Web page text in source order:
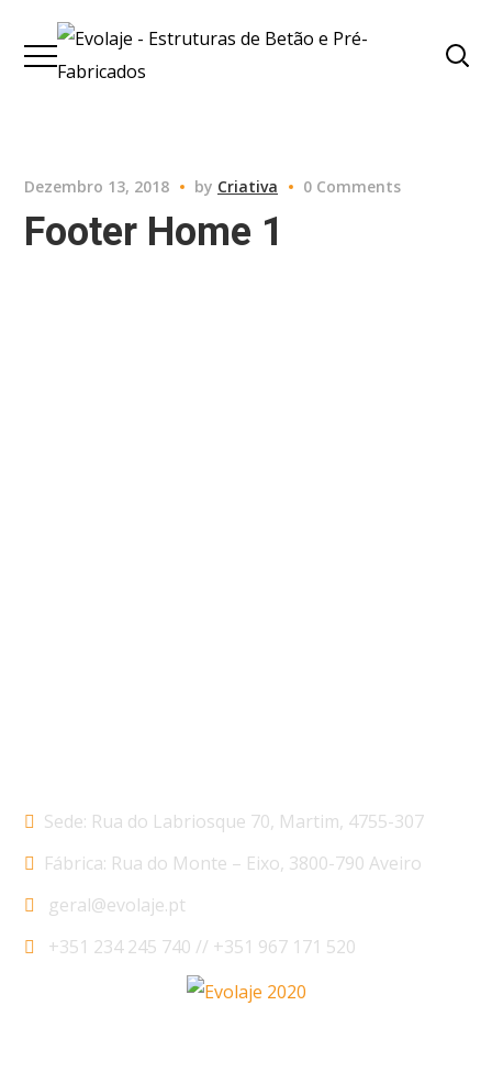
Dezembro 13, 2018 by Criativa 0 Comments
Footer Home 1
Sede: Rua do Labriosque 70, Martim, 4755-307
Fábrica: Rua do Monte – Eixo, 3800-790 Aveiro
geral@evolaje.pt
+351 234 245 740 // +351 967 171 520